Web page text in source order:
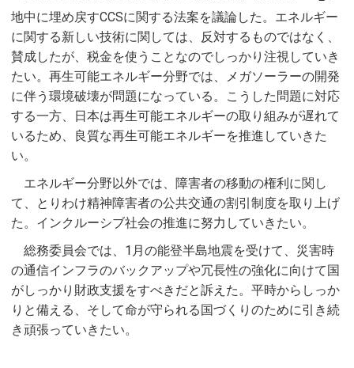
地中に埋め戻すCCSに関する法案を議論した。エネルギー
に関する新しい技術に関しては、反対するものではなく、
賛成したが、税金を使うことなのでしっかり注視していき
たい。再生可能エネルギー分野では、メガソーラーの開発
に伴う環境破壊が問題になっている。こうした問題に対応
する一方、日本は再生可能エネルギーの取り組みが遅れて
いるため、良質な再生可能エネルギーを推進していきた
い。
エネルギー分野以外では、障害者の移動の権利に関し
て、とりわけ精神障害者の公共交通の割引制度を取り上げ
た。インクルーシブ社会の推進に努力していきたい。
総務委員会では、1月の能登半島地震を受けて、災害時
の通信インフラのバックアップや冗長性の強化に向けて国
がしっかり財政支援をすべきだと訴えた。平時からしっか
りと備える、そして命が守られる国づくりのために引き続
き頑張っていきたい。